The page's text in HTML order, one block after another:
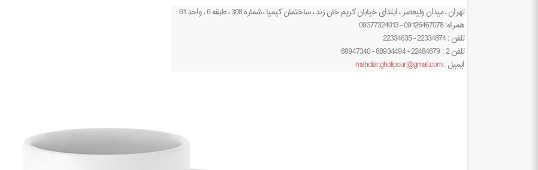
تهران ، میدان ولیعصر ، ابتدای خیابان کریم خان زند ، ساختمان کیمیا ، شماره 308 ، طبقه 6 ، واحد 61
همراه: 09126467078 - 09377324013
تلفن : 22334874 - 22334635
تلفن 2 : 22484679 - 88934494 - 88947340
ایمیل :mahdiar.gholipour@gmail.com